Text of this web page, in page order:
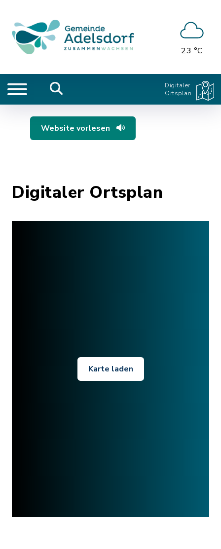
23 °C
Digitaler
Ortsplan
Website vorlesen
Digitaler Ortsplan
Karte laden